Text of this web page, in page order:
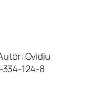
Ovidiu
334-124-8